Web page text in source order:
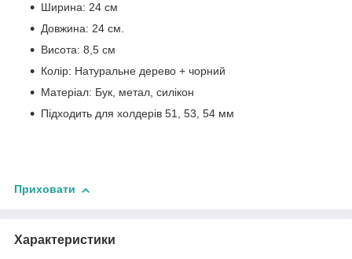
Ширина: 24 см
Довжина: 24 см.
Висота: 8,5 см
Колір: Натуральне дерево + чорний
Матеріал: Бук, метал, силікон
Підходить для холдерів 51, 53, 54 мм
Приховати
Характеристики